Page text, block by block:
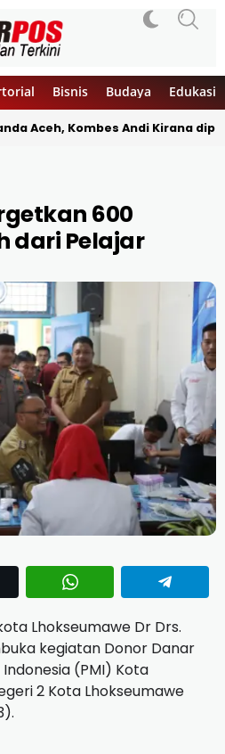
Bisnis Budaya Edukasi
Aceh, Kombes Andi Kirana
600
dari Pelajar
Lhokseumawe Dr Drs.
kegiatan Donor Danar
(PMI) Kota
2 Kota Lhokseumawe